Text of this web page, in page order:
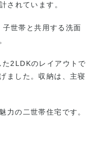
されています。
世帯と共用する洗面
2LDKのレイアウトで
ました。収納は、主寝
力の二世帯住宅です。